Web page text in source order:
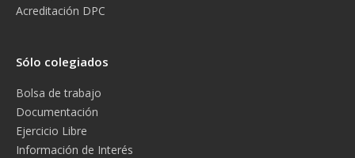
Acreditación DPC
Sólo colegiados
Bolsa de trabajo
Documentación
Ejercicio Libre
Información de Interés